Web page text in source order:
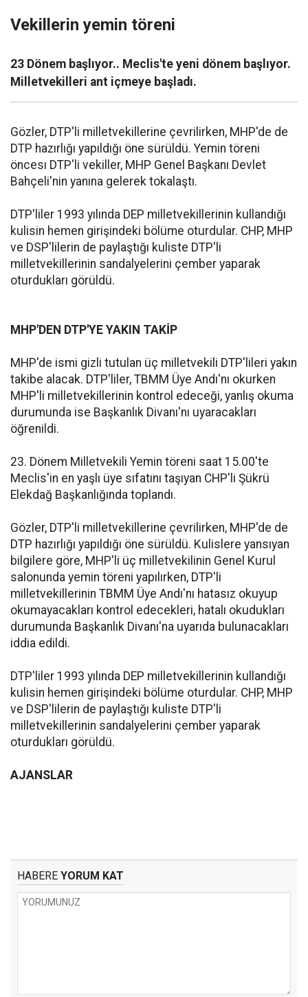
Vekillerin yemin töreni
23 Dönem başlıyor.. Meclis'te yeni dönem başlıyor.
Milletvekilleri ant içmeye başladı.
Gözler, DTP'li milletvekillerine çevrilirken, MHP'de de
DTP hazırlığı yapıldığı öne sürüldü. Yemin töreni
öncesı DTP'li vekiller, MHP Genel Başkanı Devlet
Bahçeli'nin yanına gelerek tokalaştı.
DTP'liler 1993 yılında DEP milletvekillerinin kullandığı
kulisin hemen girişindeki bölüme oturdular. CHP, MHP
ve DSP'lilerin de paylaştığı kuliste DTP'li
milletvekillerinin sandalyelerini çember yaparak
oturdukları görüldü.
MHP'DEN DTP'YE YAKIN TAKİP
MHP'de ismi gizli tutulan üç milletvekili DTP'lileri yakın
takibe alacak. DTP'liler, TBMM Üye Andı'nı okurken
MHP'li milletvekillerinin kontrol edeceği, yanlış okuma
durumunda ise Başkanlık Divanı'nı uyaracakları
öğrenildi.
23. Dönem Milletvekili Yemin töreni saat 15.00'te
Meclis'in en yaşlı üye sıfatını taşıyan CHP'li Şükrü
Elekdağ Başkanlığında toplandı.
Gözler, DTP'li milletvekillerine çevrilirken, MHP'de de
DTP hazırlığı yapıldığı öne sürüldü. Kulislere yansıyan
bilgilere göre, MHP'li üç milletvekilinin Genel Kurul
salonunda yemin töreni yapılırken, DTP'li
milletvekillerinin TBMM Üye Andı'nı hatasız okuyup
okumayacakları kontrol edecekleri, hatalı okudukları
durumunda Başkanlık Divanı'na uyarıda bulunacakları
iddia edildi.
DTP'liler 1993 yılında DEP milletvekillerinin kullandığı
kulisin hemen girişindeki bölüme oturdular. CHP, MHP
ve DSP'lilerin de paylaştığı kuliste DTP'li
milletvekillerinin sandalyelerini çember yaparak
oturdukları görüldü.
AJANSLAR
HABERE YORUM KAT